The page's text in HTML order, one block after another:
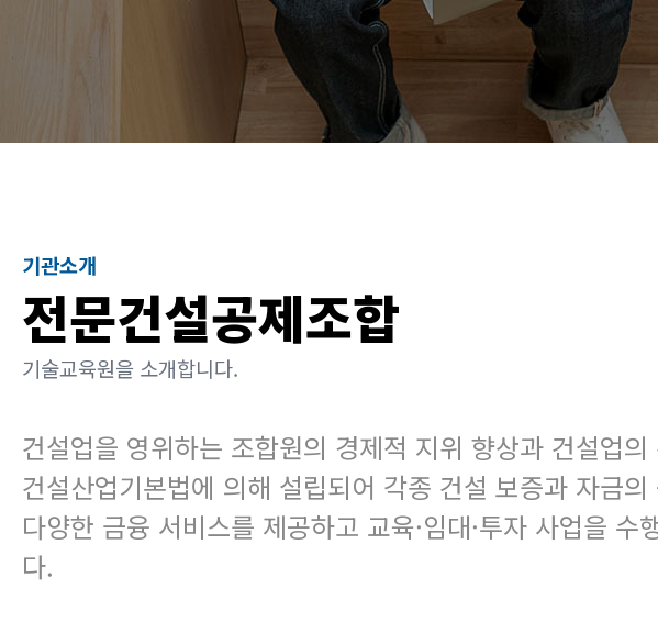
기관소개
전문건설공제조합
기술교육원을 소개합니다.
건설업을 영위하는 조합원의 경제적 지위 향상과 건설업
건설산업기본법에 의해 설립되어 각종 건설 보증과 자금
다양한 금융 서비스를 제공하고 교육·임대·투자 사업을 수
다.